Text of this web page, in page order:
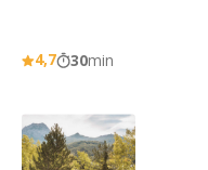
4,7 30min